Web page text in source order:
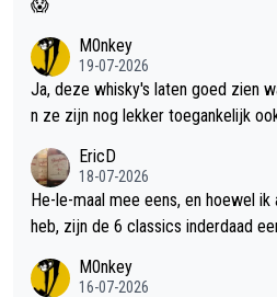
😱
M0nkey
19-07-2026
Ja, deze whisky's laten goed zien
n ze zijn nog lekker toegankelijk
EricD
18-07-2026
He-le-maal mee eens, en hoewel
heb, zijn de 6 classics inderdaad
M0nkey
16-07-2026